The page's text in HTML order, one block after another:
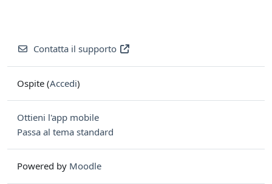
Contatta il supporto
Ospite (Accedi)
Ottieni l'app mobile
Passa al tema standard
Powered by Moodle